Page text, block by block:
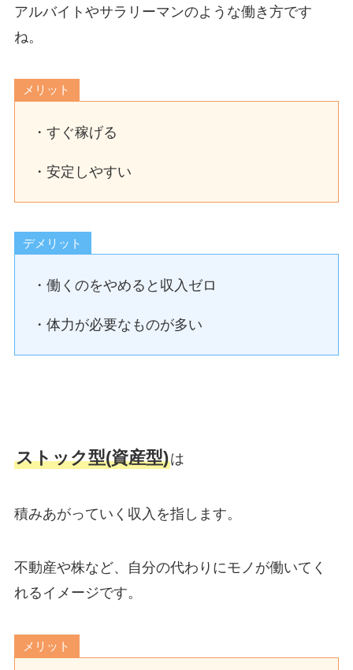
アルバイトやサラリーマンのような働き方です
ね。
メリット
・すぐ稼げる
・安定しやすい
デメリット
・働くのをやめると収入ゼロ
・体力が必要なものが多い
ストック型(資産型)は
積みあがっていく収入を指します。
不動産や株など、自分の代わりにモノが働いてく
れるイメージです。
メリット